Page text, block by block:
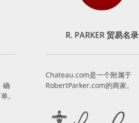
确
。
R. PARKER 贸易名录
Chateau.com是一个附属于
RobertParker.com的商家。